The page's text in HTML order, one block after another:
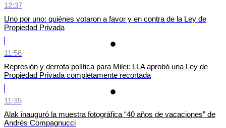
12:37
Uno por uno: quiénes votaron a favor y en contra de la Ley de
Propiedad Privada
11:56
Represión y derrota política para Milei: LLA aprobó una Ley de
Propiedad Privada completamente recortada
11:35
Alak inauguró la muestra fotográfica “40 años de vacaciones” de
Andrés Compagnucci